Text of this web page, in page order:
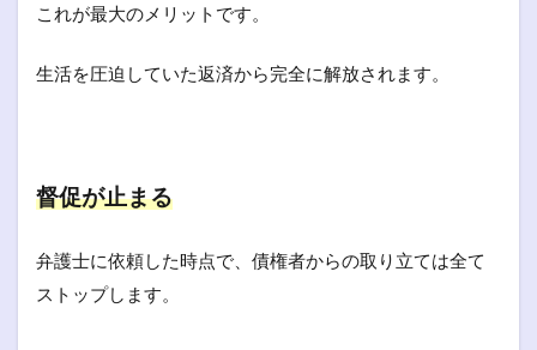
これが最大のメリットです。
生活を圧迫していた返済から完全に解放されます。
督促が止まる
弁護士に依頼した時点で、債権者からの取り立ては全て
ストップします。